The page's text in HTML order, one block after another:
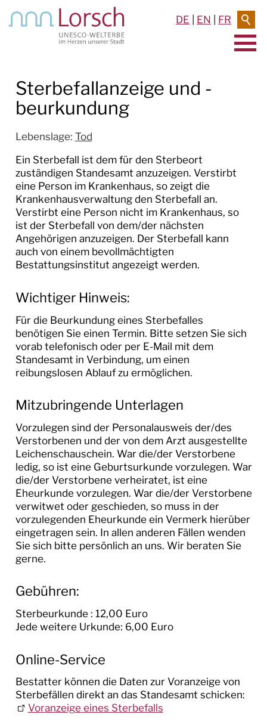
DE EN FR
RATHAUS & SERVICE
BAUEN & UMWELT
LEBEN IN LORSCH
KULTUR
TOURISMUS
Sterbefallanzeige und -
beurkundung
Lebenslage: Tod
Ein Sterbefall ist dem für den Sterbeort
zuständigen Standesamt anzuzeigen. Verstirbt
eine Person im Krankenhaus, so zeigt die
Krankenhausverwaltung den Sterbefall an.
Verstirbt eine Person nicht im Krankenhaus, so
ist der Sterbefall von dem/der nächsten
Angehörigen anzuzeigen. Der Sterbefall kann
auch von einem bevollmächtigten
Bestattungsinstitut angezeigt werden.
Wichtiger Hinweis:
Für die Beurkundung eines Sterbefalles
benötigen Sie einen Termin. Bitte setzen Sie sich
vorab telefonisch oder per E-Mail mit dem
Standesamt in Verbindung, um einen
reibungslosen Ablauf zu ermöglichen.
Mitzubringende Unterlagen
Vorzulegen sind der Personalausweis der/des
Verstorbenen und der von dem Arzt ausgestellte
Leichenschauschein. War die/der Verstorbene
ledig, so ist eine Geburtsurkunde vorzulegen. War
die/der Verstorbene verheiratet, ist eine
Eheurkunde vorzulegen. War die/der Verstorbene
verwitwet oder geschieden, so muss in der
vorzulegenden Eheurkunde ein Vermerk hierüber
eingetragen sein. In allen anderen Fällen wenden
Sie sich bitte persönlich an uns. Wir beraten Sie
gerne.
Gebühren:
Sterbeurkunde : 12,00 Euro
Jede weitere Urkunde: 6,00 Euro
Online-Service
Bestatter können die Daten zur Voranzeige von
Sterbefällen direkt an das Standesamt schicken:
Voranzeige eines Sterbefalls